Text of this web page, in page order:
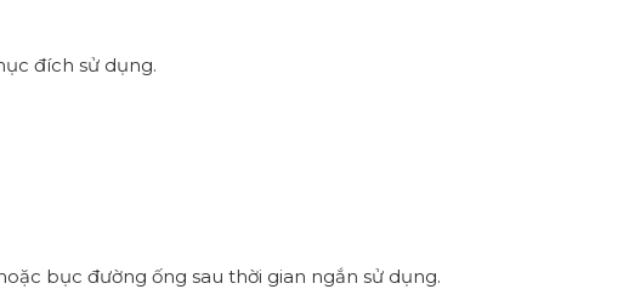
đích sử dụng.
bục đường ống sau thời gian ngắn sử dụng.